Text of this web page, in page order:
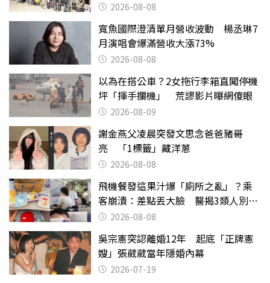
2026-08-08
寬魚國際澄清單月營收波動 楊丞琳7
月演唱會爆滿營收大漲73%
2026-08-08
以為在搭公車？2女拖行李箱直闖停機
坪「揮手攔機」 荒謬影片曝網傻眼
2026-08-09
謝金燕父凌晨突發文思念爸爸豬哥
亮 「1標籤」藏洋蔥
2026-08-08
飛機餐發這果汁爆「廁所之亂」？乘
客崩潰：差點丟大臉 醫揭3類人別亂
喝 2026-08-08
吳宗憲突認離婚12年 起底「正牌憲
嫂」張葳葳當年隱婚內幕
2026-07-19